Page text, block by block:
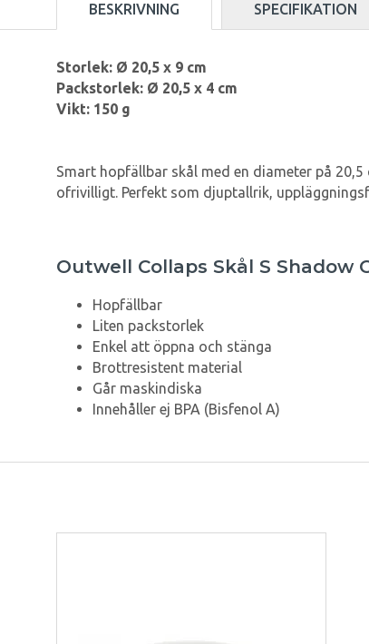
BESKRIVNING SPECIFIKATION
Storlek: Ø 20,5 x 9 cm
Packstorlek: Ø 20,5 x 4 cm
Vikt: 150 g
Smart hopfällbar skål med en diameter på
ofrivilligt. Perfekt som djuptallrik,
Outwell Collaps Skål S Shadow
Hopfällbar
Liten packstorlek
Enkel att öppna och stänga
Brottresistent material
Går maskindiska
Innehåller ej BPA (Bisfenol A)